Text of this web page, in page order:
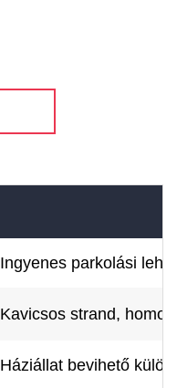
Ingyenes parkolási
Kavicsos strand,
Háziállat bevihető